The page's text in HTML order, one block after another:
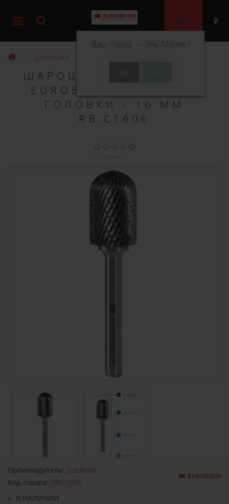
Ваш город — Эль-Монте?
0
Шарошки
ШАРОШКА ПО МЕТАЛЛУ
EUROBOOR ТИПА C, Ø
ГОЛОВКИ - 16 ММ
RB.C1606
Производитель: Euroboor
Код товара: RB.C1606
В НАЛИЧИИ